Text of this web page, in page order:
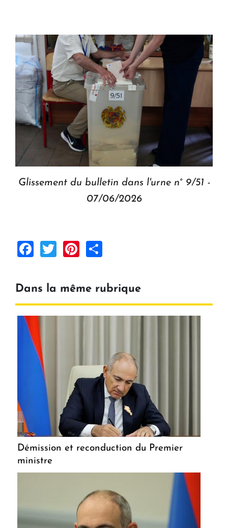
Glissement du bulletin dans l'urne n° 9/51 -
07/06/2026
Facebook
TwitterPinterest
Dans la même rubrique
Démission et reconduction du Premier
ministre